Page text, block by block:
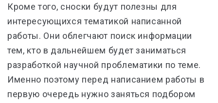
Кроме того, сноски будут полезны для
интересующихся тематикой написанной
работы. Они облегчают поиск информации
тем, кто в дальнейшем будет заниматься
разработкой научной проблематики по теме.
Именно поэтому перед написанием работы в
первую очередь нужно заняться подбором